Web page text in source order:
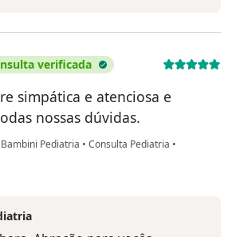
verificada
simpática e atenciosa e
nossas dúvidas.
Bambini Pediatria • Consulta Pediatria •
Bárbara